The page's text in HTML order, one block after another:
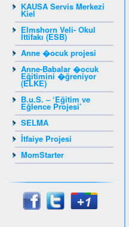
KAUSA Servis Merkezi
Kiel
Elmshorn Veli- Okul
İttifakı (ESB)
Anne �ocuk projesi
Anne-Babalar �ocuk
Eğitimini �ğreniyor
(ELKE)
B.u.S. – ‘Eğitim ve
Eğlence Projesi’
SELMA
İtfaiye Projesi
MomStarter